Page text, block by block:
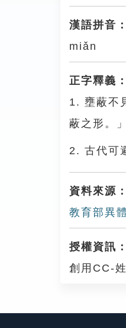
漢語拼音：
miǎn
正字釋義：
1. 壅蔽不
蔽之形。」
2. 古代可
資料來源：
教育部異
授權資訊：
創用CC-